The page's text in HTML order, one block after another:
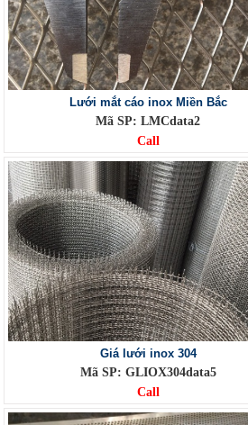
Lưới mắt cáo inox Miền Bắc
Mã SP: LMCdata2
Call
Giá lưới inox 304
Mã SP: GLIOX304data5
Call